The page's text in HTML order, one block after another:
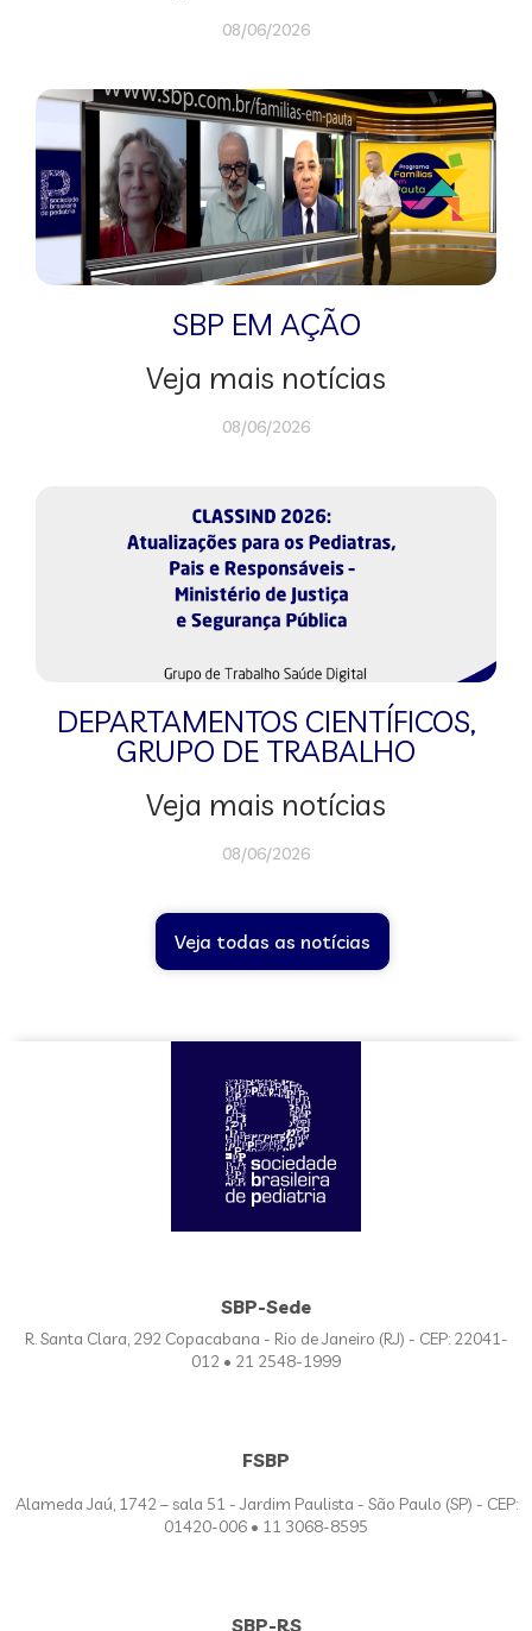
08/06/2026
SBP EM AÇÃO
Veja mais notícias
08/06/2026
DEPARTAMENTOS CIENTÍFICOS,
GRUPO DE TRABALHO
Veja mais notícias
08/06/2026
Veja todas as notícias
SBP-Sede
R. Santa Clara, 292 Copacabana - Rio de Janeiro (RJ) - CEP: 22041-
012 • 21 2548-1999
FSBP
Alameda Jaú, 1742 – sala 51 - Jardim Paulista - São Paulo (SP) - CEP:
01420-006 • 11 3068-8595
SBP-RS